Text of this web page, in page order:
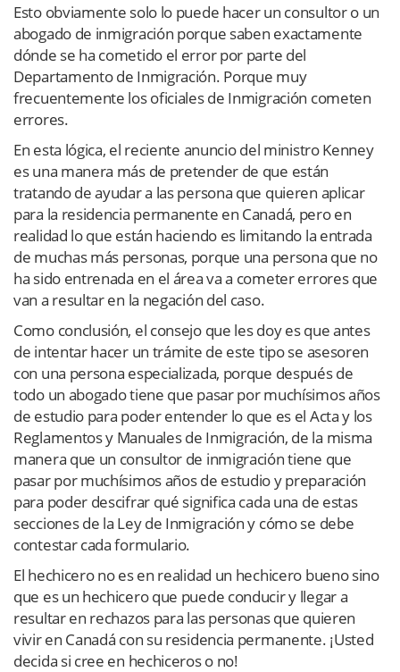
Esto obviamente solo lo puede hacer un consultor o un
abogado de inmigración porque saben exactamente
dónde se ha cometido el error por parte del
Departamento de Inmigración. Porque muy
frecuentemente los oficiales de Inmigración cometen
errores.
En esta lógica, el reciente anuncio del ministro Kenney
es una manera más de pretender de que están
tratando de ayudar a las persona que quieren aplicar
para la residencia permanente en Canadá, pero en
realidad lo que están haciendo es limitando la entrada
de muchas más personas, porque una persona que no
ha sido entrenada en el área va a cometer errores que
van a resultar en la negación del caso.
Como conclusión, el consejo que les doy es que antes
de intentar hacer un trámite de este tipo se asesoren
con una persona especializada, porque después de
todo un abogado tiene que pasar por muchísimos años
de estudio para poder entender lo que es el Acta y los
Reglamentos y Manuales de Inmigración, de la misma
manera que un consultor de inmigración tiene que
pasar por muchísimos años de estudio y preparación
para poder descifrar qué significa cada una de estas
secciones de la Ley de Inmigración y cómo se debe
contestar cada formulario.
El hechicero no es en realidad un hechicero bueno sino
que es un hechicero que puede conducir y llegar a
resultar en rechazos para las personas que quieren
vivir en Canadá con su residencia permanente. ¡Usted
decida si cree en hechiceros o no!